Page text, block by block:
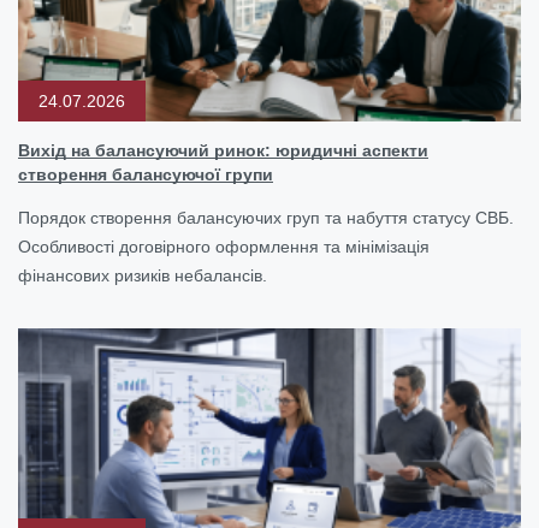
24.07.2026
Вихід на балансуючий ринок: юридичні аспекти
створення балансуючої групи
Порядок створення балансуючих груп та набуття статусу СВБ.
Особливості договірного оформлення та мінімізація
фінансових ризиків небалансів.